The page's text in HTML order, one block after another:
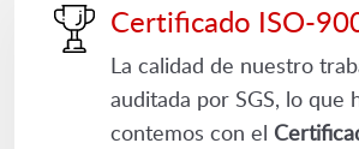
Certificado ISO-
La calidad de nuestro
auditada por SGS, lo que
contemos con el